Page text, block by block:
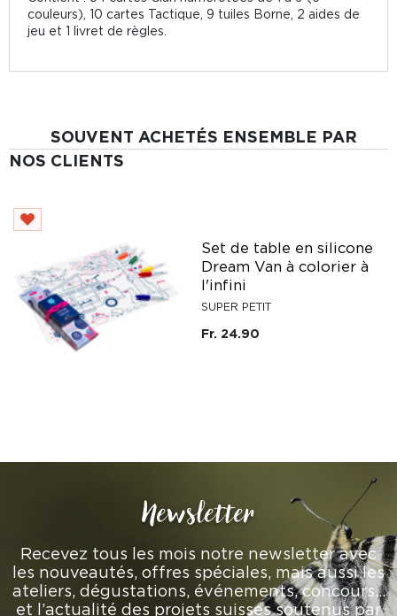
couleurs), 10 cartes Tactique, 9 tuiles Borne, 2 aides de
jeu et 1 livret de règles.
SOUVENT ACHETÉS ENSEMBLE PAR
NOS CLIENTS
Set de table en silicone
Dream Van à colorier à
l'infini
SUPER PETIT
Fr. 24.90
Newsletter
Recevez tous les mois notre newsletter avec
les nouveautés, offres spéciales, mais aussi les
ateliers, dégustations, événements, concours…
et l’actualité des projets suisses soutenus par